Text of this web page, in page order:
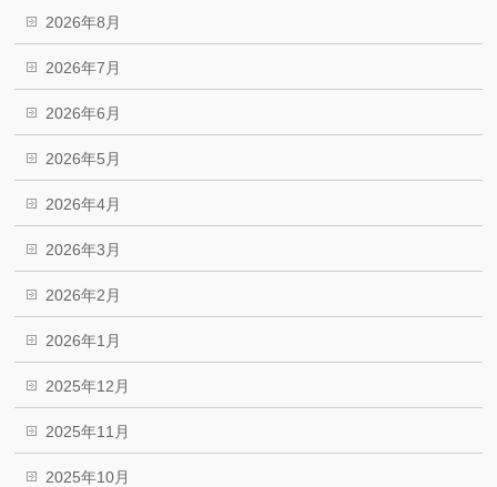
2026年8月
2026年7月
2026年6月
2026年5月
2026年4月
2026年3月
2026年2月
2026年1月
2025年12月
2025年11月
2025年10月